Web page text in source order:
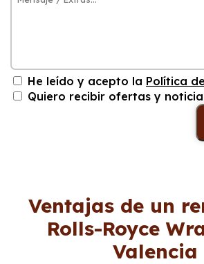
He leído y acepto la Política
Quiero recibir ofertas y
Ventajas de un
Rolls-Royce
Valencia